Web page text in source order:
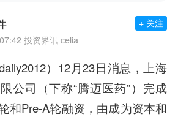
投资界讯 celia
+ 关注
）12月23日消息，上海
公司（下称“腾迈医药”）完成
和Pre-A轮融资，由成为资本和